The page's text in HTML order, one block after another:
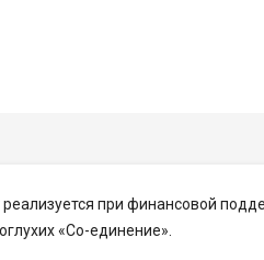
при финансовой
«Со-единение».